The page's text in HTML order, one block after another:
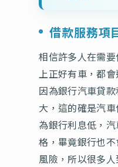
借款服務項
相信許多人在需
上正好有車，都會
因為銀行汽車貸
大，這的確是汽
為銀行利息低，
格，畢竟銀行也
風險，所以很多